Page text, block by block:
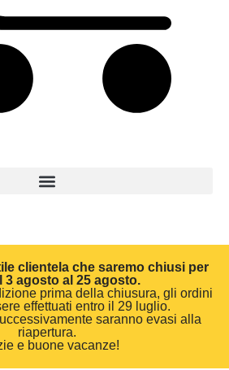
clientela che saremo chiusi per
3 agosto al 25 agosto.
prima della chiusura, gli ordini
effettuati entro il 29 luglio.
saranno evasi alla
riapertura.
e buone vacanze!